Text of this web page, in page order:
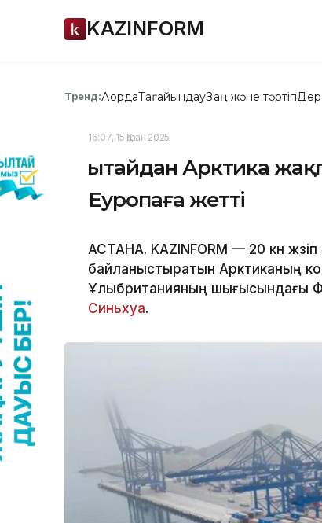
KAZINFORM
Тренд:АқордаТағайындауЗаң және тәртіп
16:07, 15 Қазан 2025
Қытайдан Арктика
Еуропаға жетті
АСТАНА. KAZINFORM — 20 күн
байланыстыратын Арктиканың
Ұлыбританияның шығысындағы
Синьхуа.